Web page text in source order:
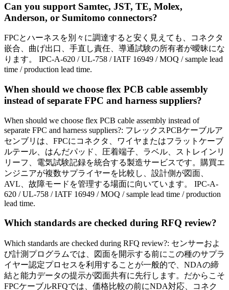
Can you support Samtec, JST, TE, Molex,
Anderson, or Sumitomo connectors?
FPCとハーネスを別々に調達すると安く見えても、コネクタ
嵌合、曲げ出口、手直し責任、導通試験の所有者が曖昧にな
ります。 IPC-A-620 / UL-758 / IATF 16949 / MOQ / sample lead
time / production lead time.
When should we choose flex PCB cable assembly
instead of separate FPC and harness suppliers?
When should we choose flex PCB cable assembly instead of
separate FPC and harness suppliers?: フレックスPCBケーブルア
センブリは、FPCにコネクタ、ワイヤまたはフラットケーブ
ルテール、はんだパッド、圧着端子、ラベル、ストレインリ
リーフ、電気試験記録を統合する製造サービスです。購買エ
ンジニアが複数サプライヤーを比較し、設計側が図面、
AVL、故障モードを管理する場面に向いています。 IPC-A-
620 / UL-758 / IATF 16949 / MOQ / sample lead time / production
lead time.
Which standards are checked during RFQ review?
Which standards are checked during RFQ review?: センサーおよ
び計測プログラムでは、図面を開示する前にこの種のサプラ
イヤー認定プロセスを利用することが一般的で、NDAの締
結と能力データの提示が図面共有に先行します。だからこそ
FPCケーブルRFQでは、価格比較の前にNDA対応、コネク